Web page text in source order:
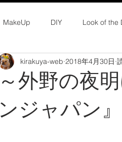
MakeUp DIY Look of the
Trends Around the World
～外野の夜
ンジャパン』
kirakuya-web 2018年4月30日